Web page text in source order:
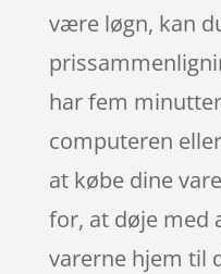
være løgn, kan
har fem
computeren
at købe dine
for, at døje med
varerne hjem til